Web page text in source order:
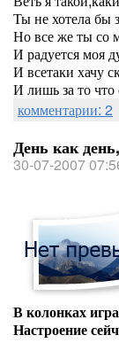
Ты не хотела бы
Но все же ты со
И радуется моя
И всетаки хачу
И лишь за то что
комментарии: 2
День как
30-07-2007
В колонках
Настроение